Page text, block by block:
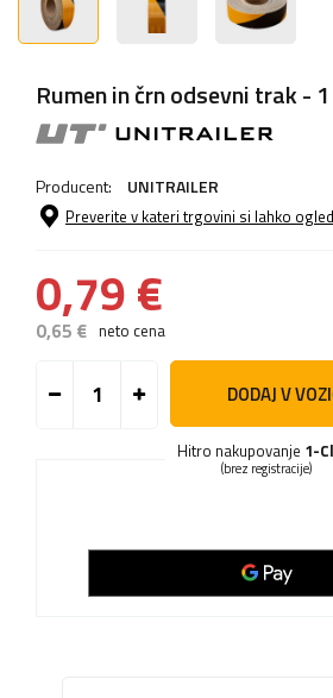
Rumen in črn odsevni trak -
Producent: UNITRAILER
Preverite v kateri trgovini si lahko
0,79 €
0,65 € neto cena
DODAJ V
Hitro nakupovanje 1-
(brez registracije)